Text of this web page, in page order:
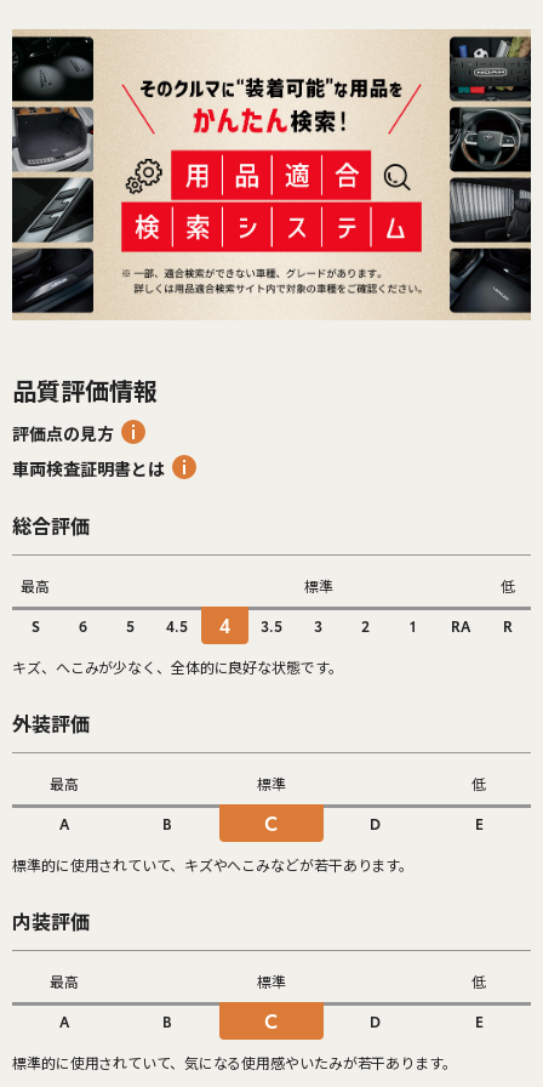
品質評価情報
評価点の見方
車両検査証明書とは
総合評価
最高 標準 低
S 6 5 4.5 4 3.5 3 2 1 RA R
キズ、へこみが少なく、全体的に良好な状態です。
外装評価
最高 標準 低
A B C D E
標準的に使用されていて、キズやへこみなどが若干あります。
内装評価
最高 標準 低
A B C D E
標準的に使用されていて、気になる使用感やいたみが若干あります。